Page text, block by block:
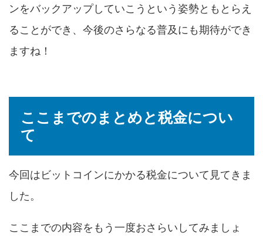
ンをバックアップしていこうという姿勢ともとらえ
ることができ、今後のさらなる普及にも期待ができ
ますね！
ここまでのまとめと税金につい
て
今回はビットコインにかかる税金について見てきま
した。
ここまでの内容をもう一度おさらいしてみましょ